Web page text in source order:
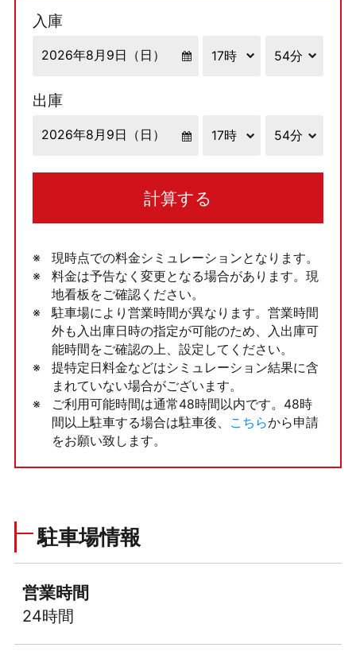
入庫
出庫
計算する
現時点での料金シミュレーションとなります。
料金は予告なく変更となる場合があります。現
地看板をご確認ください。
駐車場により営業時間が異なります。営業時間
外も入出庫日時の指定が可能のため、入出庫可
能時間をご確認の上、設定してください。
提特定日料金などはシミュレーション結果に含
まれていない場合がございます。
ご利用可能時間は通常48時間以内です。48時
間以上駐車する場合は駐車後、
こちらから申請
をお願い致します。
駐車場情報
営業時間
24時間